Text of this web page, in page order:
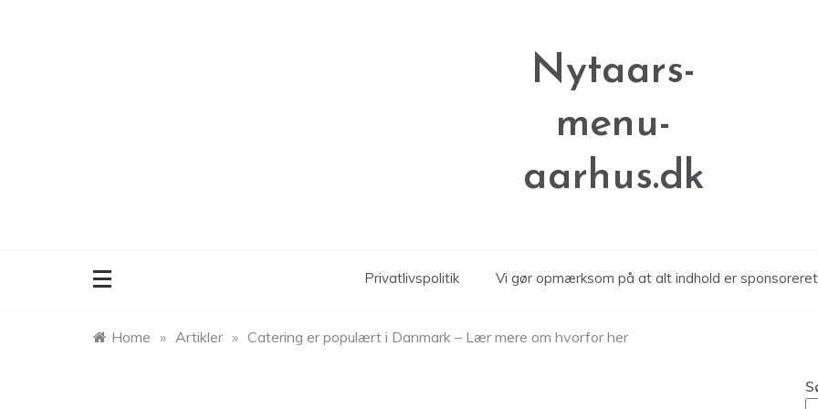
Nytaars-
menu-
aarhus.dk
Privatlivspolitik Vi gør opmærksom på at alt indhold er sponsoreret
Home » Artikler » Catering er populært i Danmark – Lær mere om hvorfor her